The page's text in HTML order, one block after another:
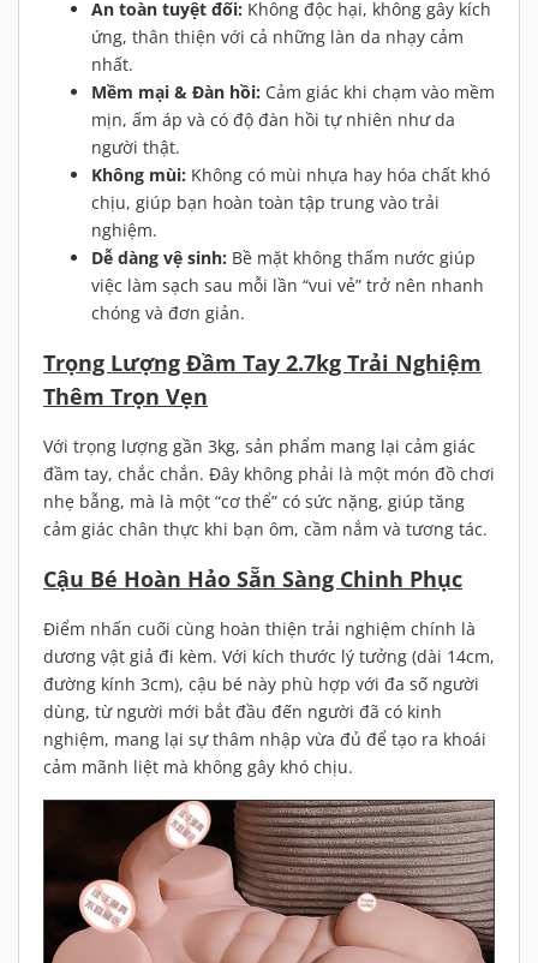
An toàn tuyệt đối: Không độc hại, không gây kích
ứng, thân thiện với cả những làn da nhạy cảm
nhất.
Mềm mại & Đàn hồi: Cảm giác khi chạm vào mềm
mịn, ấm áp và có độ đàn hồi tự nhiên như da
người thật.
Không mùi: Không có mùi nhựa hay hóa chất khó
chịu, giúp bạn hoàn toàn tập trung vào trải
nghiệm.
Dễ dàng vệ sinh: Bề mặt không thấm nước giúp
việc làm sạch sau mỗi lần “vui vẻ” trở nên nhanh
chóng và đơn giản.
Trọng Lượng Đầm Tay 2.7kg Trải Nghiệm
Thêm Trọn Vẹn
Với trọng lượng gần 3kg, sản phẩm mang lại cảm giác
đầm tay, chắc chắn. Đây không phải là một món đồ chơi
nhẹ bẫng, mà là một “cơ thể” có sức nặng, giúp tăng
cảm giác chân thực khi bạn ôm, cầm nắm và tương tác.
Cậu Bé Hoàn Hảo Sẵn Sàng Chinh Phục
Điểm nhấn cuối cùng hoàn thiện trải nghiệm chính là
dương vật giả đi kèm. Với kích thước lý tưởng (dài 14cm,
đường kính 3cm), cậu bé này phù hợp với đa số người
dùng, từ người mới bắt đầu đến người đã có kinh
nghiệm, mang lại sự thâm nhập vừa đủ để tạo ra khoái
cảm mãnh liệt mà không gây khó chịu.